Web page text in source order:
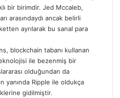
bir birimdir. Jed Mccaleb,
arasındaydı ancak belirli
ayrılarak bu sanal para
, blockchain tabanı kullanan
ile bezenmiş bir
olduğundan da
yanında Ripple ile oldukça
gidilmiştir.